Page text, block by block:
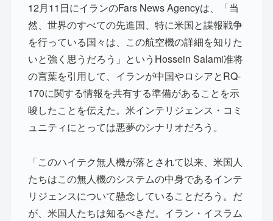
12月11日にイランのFars News Agencyは、「当
然、世界のすべての先進国、特に米国と諜報戦争
を行っている国々は、この航空機の詳細を知りた
いと強く思うだろう」というHossein Salami准将
の言葉を引用して、イランが中国やロシアとRQ-
170に関する情報を共有する準備があることを示
唆したことを伝えた。米インテリジェンス・コミ
ュニティにとっては悪夢のシナリオだろう。
「このハイテク無人機が落とされて以来、米国人
たちはこの無人機のシステムの中身であるインテ
リジェンスについて懸念していることだろう。だ
が、米国人たちは知るべきだ。イラン・イスラム